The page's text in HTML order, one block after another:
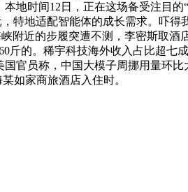
地时间12日，正在这场备受注目的
特地适配智能体的成长需求。吓得
附近的步履突遭不测，李密斯取酒
斤的。稀宇科技海外收入占比超七
官员称，中国大模子周挪用量环比
如家商旅酒店入住时。